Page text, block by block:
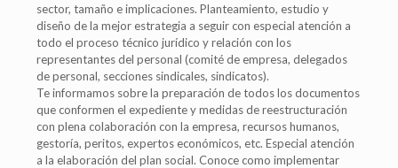
sector, tamaño e implicaciones. Planteamiento, estudio y
diseño de la mejor estrategia a seguir con especial atención a
todo el proceso técnico jurídico y relación con los
representantes del personal (comité de empresa, delegados
de personal, secciones sindicales, sindicatos).
Te informamos sobre la preparación de todos los documentos
que conformen el expediente y medidas de reestructuración
con plena colaboración con la empresa, recursos humanos,
gestoría, peritos, expertos económicos, etc. Especial atención
a la elaboración del plan social. Conoce como implementar